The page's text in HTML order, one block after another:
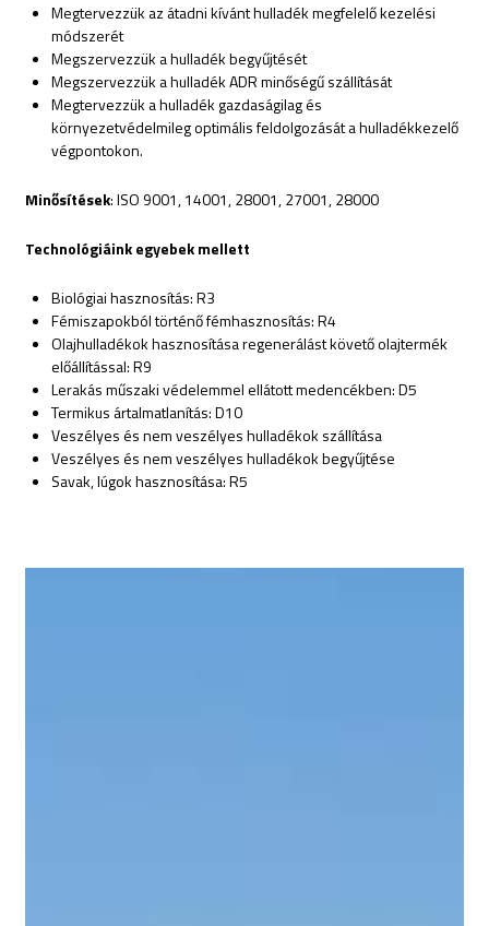
Megtervezzük az átadni kívánt hulladék megfelelő kezelési
módszerét
Megszervezzük a hulladék begyűjtését
Megszervezzük a hulladék ADR minőségű szállítását
Megtervezzük a hulladék gazdaságilag és
környezetvédelmileg optimális feldolgozását a hulladékkezelő
végpontokon.
Minősítések: ISO 9001, 14001, 28001, 27001, 28000
Technológiáink egyebek mellett
Biológiai hasznosítás: R3
Fémiszapokból történő fémhasznosítás: R4
Olajhulladékok hasznosítása regenerálást követő olajtermék
előállítással: R9
Lerakás műszaki védelemmel ellátott medencékben: D5
Termikus ártalmatlanítás: D10
Veszélyes és nem veszélyes hulladékok szállítása
Veszélyes és nem veszélyes hulladékok begyűjtése
Savak, lúgok hasznosítása: R5